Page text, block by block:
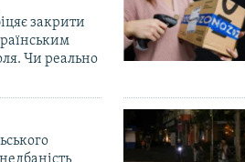
закрити
Чи реально